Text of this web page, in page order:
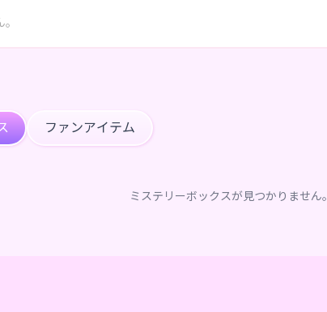
ファンアイテム
ミステリーボックスが見つかりません。